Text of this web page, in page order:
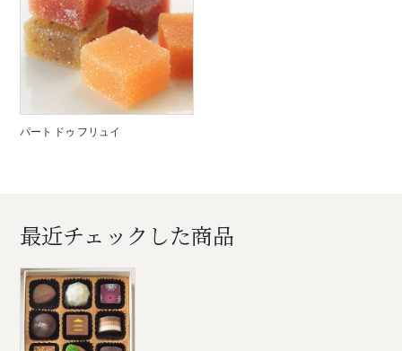
パート ドゥ フリュイ
最近チェックした商品